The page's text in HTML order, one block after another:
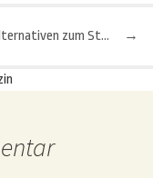
→
Aruba: Alternativen zum Strandurlaub